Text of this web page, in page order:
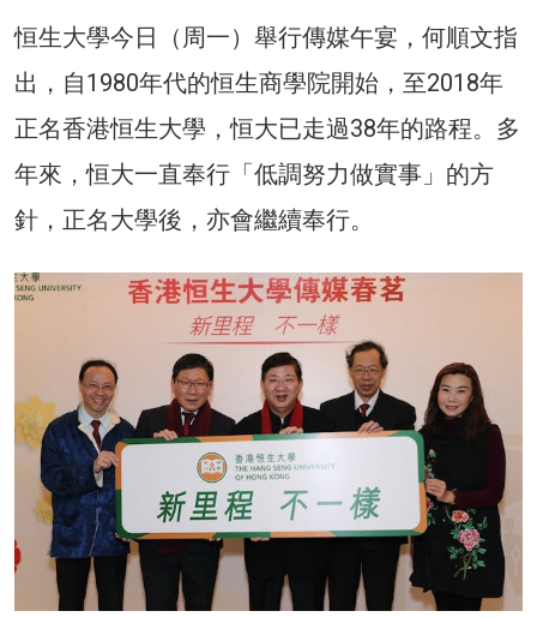
恒生大學今日（周一）舉行傳媒午宴，何順文指
出，自1980年代的恒生商學院開始，至2018年
正名香港恒生大學，恒大已走過38年的路程。多
年來，恒大一直奉行「低調努力做實事」的方
針，正名大學後，亦會繼續奉行。